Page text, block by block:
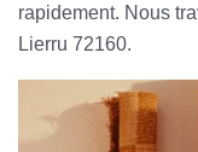
rapidement. Nous
Lierru 72160.